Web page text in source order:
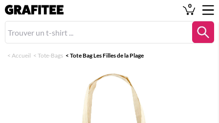
0
< Accueil < Tote-Bags < Tote Bag Les Filles de la Plage